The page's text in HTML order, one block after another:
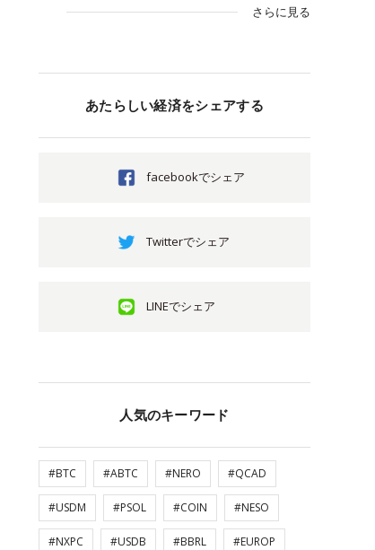
さらに見る
あたらしい経済をシェアする
facebookでシェア
Twitterでシェア
LINEでシェア
人気のキーワード
#BTC #ABTC #NERO #QCAD
#USDM #PSOL #COIN #NESO
#NXPC #USDB #BBRL #EUROP